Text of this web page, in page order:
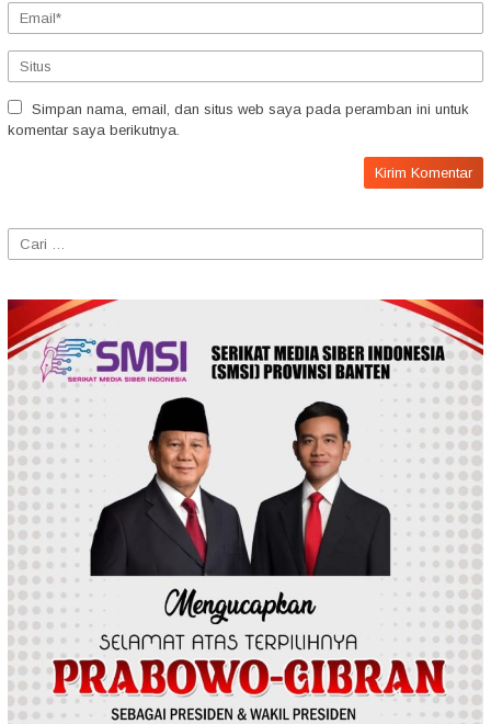
Simpan nama, email, dan situs web saya pada peramban ini untuk
komentar saya berikutnya.
Cari
untuk: